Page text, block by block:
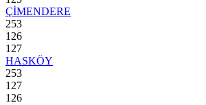
ÇİMENDERE
253
126
127
HASKÖY
253
127
126